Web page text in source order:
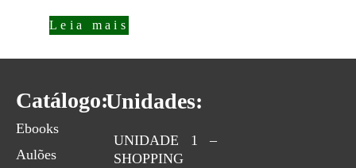
Leia mais
Catálogo:
Ebooks
Aulões
Unidades:
UNIDADE 1 –
SHOPPING